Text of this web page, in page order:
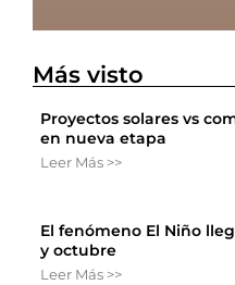
Más visto
Proyectos solares vs
en nueva etapa
Leer Más >>
El fenómeno El Niño
y octubre
Leer Más >>